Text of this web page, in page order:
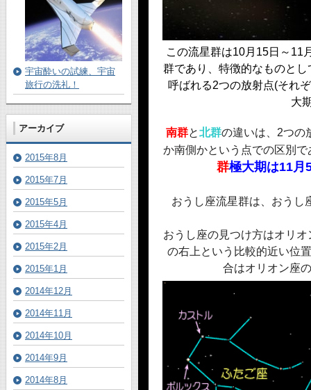
この流星群は10月15日～11
群であり、特徴的なものとし
呼ばれる2つの放射点(それ
大
南群と北群の違いは、2つの
か南側かという点での区別
群極大期は11月
おうし座流星群は、おうし
おうし座の見つけ方はオリ
の右上という比較的近い位
合はオリオン座
宇宙酔いの試練、宇宙
旅行の洗礼！
アーカイブ
2015年8月
2015年7月
2015年5月
2015年4月
2015年2月
2015年1月
2014年12月
2014年11月
2014年10月
2014年9月
2014年8月